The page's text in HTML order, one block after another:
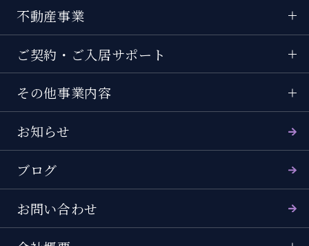
不動産事業
ご契約・ご入居サポート
その他事業内容
お知らせ
ブログ
お問い合わせ